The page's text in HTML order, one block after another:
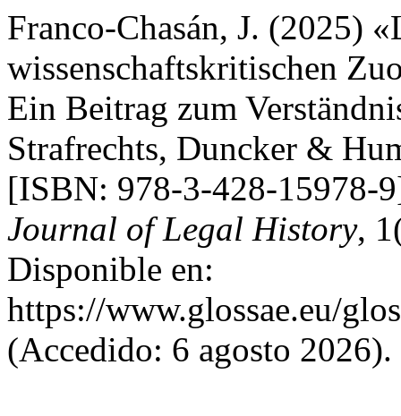
Franco-Chasán, J. (2025)
wissenschaftskritischen
Ein Beitrag zum
Strafrechts, Duncker &
[ISBN: 978-3-428-15978-
Journal of Legal History,
Disponible en:
https://www.glossae.eu/
(Accedido: 6 agosto 2026).